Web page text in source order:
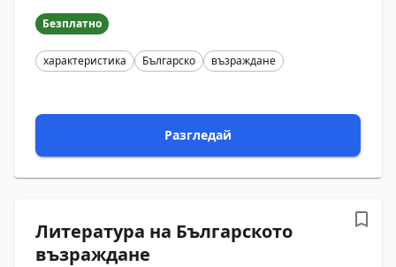
Възраждането...
Безплатно
характеристика Българско възраждане
Разгледай
Литература на Българското
възраждане